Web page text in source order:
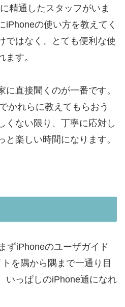
精通したスタッフがいま
iPhoneの使い方を教えてく
ではなく、とても便利な使
ます。
直接聞くのが一番です。
かれらに教えてもらおう
くない限り、丁寧に応対し
楽しい時間になります。
ずiPhoneのユーザガイド
を隅から隅まで一通り目
いっぱしのiPhone通になれ